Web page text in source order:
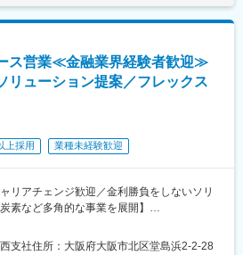
日は8:20～16:40
適用（コアタイム11:00～15:00、朝会日は
記と異なる場合あり
める業務
当します。経験・スキルに応じて業務範囲
ます。
務 ※計算処理を含む
ンサルティング
ティング業務の開発等
ス営業≪金融業界経験者歓迎≫
リューション提案／フレックス
上採用 業種未経験歓迎
リアチェンジ歓迎／金利勝負をしないソリ
素など多角的な事業を展開】
・IT機器、工作機械、医療機器などのリー
支社住所：大阪府大阪市北区堂島浜2-2-28